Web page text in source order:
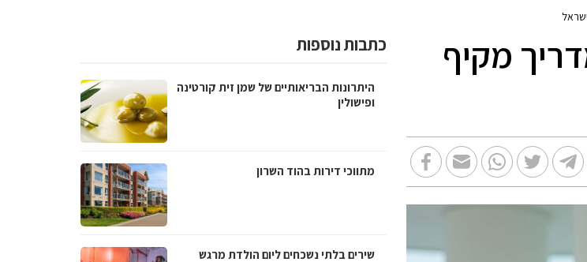
מקיף
כתבות נוספות
היתרונות הבריאותיים של שמן זית קורטינה
ופישולין
מתווכי דירות בהוד השרון
שירים בלתי נשכחים ליום הולדת מרגש